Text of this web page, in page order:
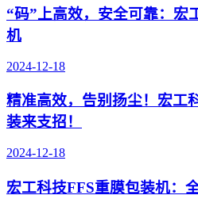
“码”上高效，安全可靠：宏
机
2024-12-18
精准高效，告别扬尘！宏工
装来支招！
2024-12-18
宏工科技FFS重膜包装机：